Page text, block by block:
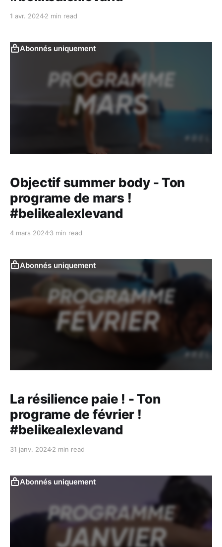
1 avr. 20242 min read
Abonnés uniquement
Objectif summer body - Ton
programe de mars !
#belikealexlevand
4 mars 20243 min read
Abonnés uniquement
La résilience paie ! - Ton
programe de février !
#belikealexlevand
31 janv. 20242 min read
Abonnés uniquement